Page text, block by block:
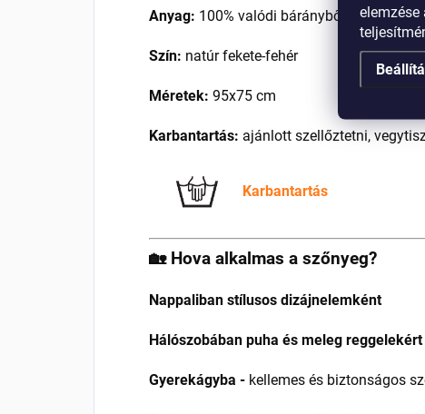
Anyag: 100% valódi báránybőr
Szín: natúr fekete-fehér
Méretek: 95x75 cm
Karbantartás: ajánlott szellőztetni,
Karbantartás
🏡 Hova alkalmas a szőnyeg?
Nappaliban stílusos dizájnelemként
Hálószobában puha és meleg reggelekért
Gyerekágyba - kellemes és biztonságos